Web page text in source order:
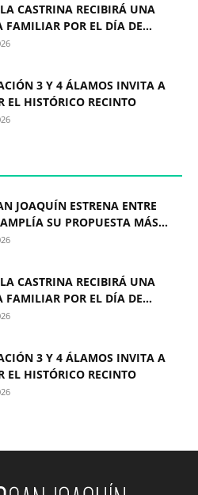
CASTRINA RECIBIRÁ UNA
FAMILIAR POR EL DÍA DE...
3 Y 4 ÁLAMOS INVITA A
EL HISTÓRICO RECINTO
JOAQUÍN ESTRENA ENTRE
SU PROPUESTA MÁS...
CASTRINA RECIBIRÁ UNA
FAMILIAR POR EL DÍA DE...
3 Y 4 ÁLAMOS INVITA A
EL HISTÓRICO RECINTO